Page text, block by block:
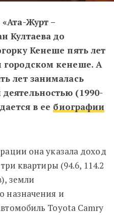
Журт –
Култаева до
Кенеше пять лет
городском кенеше. А
лет занималась
(1990-
в ее биографии
она указала доход
квартиры (94.6, 114.2
земли
назначения и
Toyota Camry